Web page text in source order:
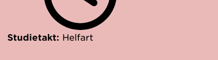
Studietakt: Helfart